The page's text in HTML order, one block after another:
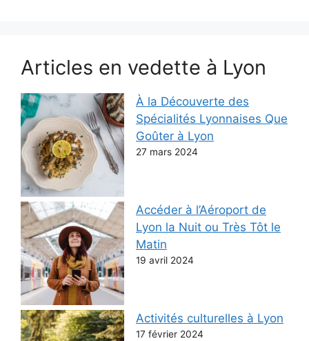
Articles en vedette à Lyon
À la Découverte des
Spécialités Lyonnaises Que
Goûter à Lyon
27 mars 2024
Accéder à l’Aéroport de
Lyon la Nuit ou Très Tôt le
Matin
19 avril 2024
Activités culturelles à Lyon
17 février 2024